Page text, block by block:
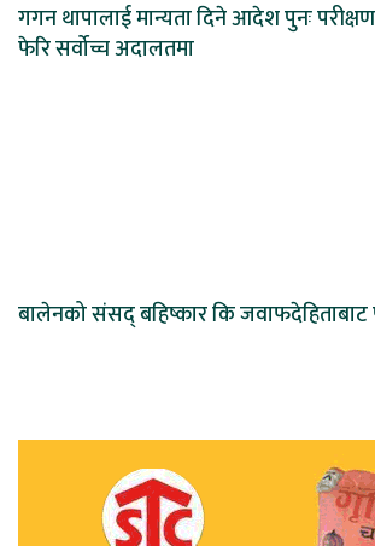
गगन थापालाई मान्यता दिने आदेश पुनः
फेरि सर्वोच्च अदालतमा
बालेनको संसद् बहिष्कार कि